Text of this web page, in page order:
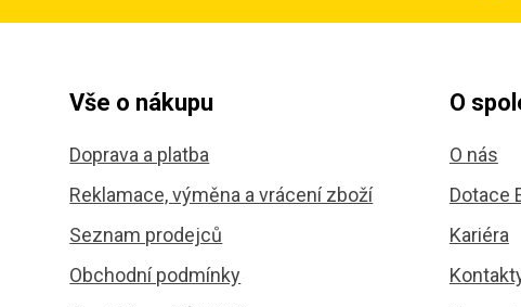
Vše o nákupu
Doprava a platba
Reklamace, výměna a vrácení zboží
Seznam prodejců
Obchodní podmínky
O
O nás
Dotace
Kariéra